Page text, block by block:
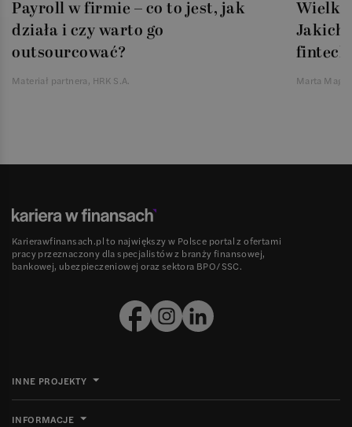
Payroll w firmie – co to jest, jak
działa i czy warto go
outsourcować?
Materiał partnera, HRK S.A.
Jakich
Marta
Karierawfinansach.pl to największy w Polsce portal z ofertami
pracy przeznaczony dla specjalistów z branży finansowej,
bankowej, ubezpieczeniowej oraz sektora BPO/SSC.
INNE PROJEKTY
INFORMACJE